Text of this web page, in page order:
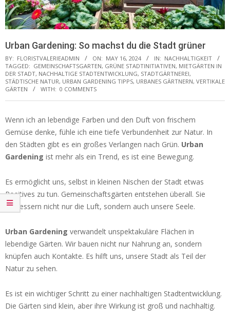
Urban Gardening: So machst du die Stadt grüner
BY: FLORISTVALERIEADMIN ON: MAY 16, 2024 IN: NACHHALTIGKEIT
TAGGED: GEMEINSCHAFTSGARTEN, GRÜNE STADTINITIATIVEN, MIETGÄRTEN IN
DER STADT, NACHHALTIGE STADTENTWICKLUNG, STADTGÄRTNEREI,
STÄDTISCHE NATUR, URBAN GARDENING TIPPS, URBANES GÄRTNERN, VERTIKALE
GÄRTEN
WITH: 0 COMMENTS
Wenn ich an lebendige Farben und den Duft von frischem
Gemüse denke, fühle ich eine tiefe Verbundenheit zur Natur. In
den Städten gibt es ein großes Verlangen nach Grün. Urban
Gardening ist mehr als ein Trend, es ist eine Bewegung.
Es ermöglicht uns, selbst in kleinen Nischen der Stadt etwas
Positives zu tun. Gemeinschaftsgärten entstehen überall. Sie
verbessern nicht nur die Luft, sondern auch unsere Seele.
Urban Gardening verwandelt unspektakuläre Flächen in
lebendige Gärten. Wir bauen nicht nur Nahrung an, sondern
knüpfen auch Kontakte. Es hilft uns, unsere Stadt als Teil der
Natur zu sehen.
Es ist ein wichtiger Schritt zu einer nachhaltigen Stadtentwicklung.
Die Gärten sind klein, aber ihre Wirkung ist groß und nachhaltig.